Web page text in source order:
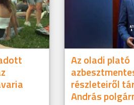
Az oladi plató
részleteiről
András